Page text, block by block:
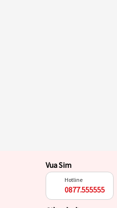
Vua Sim
Hotline
0877.555555